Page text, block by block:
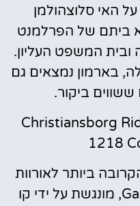
האי סלוצהולמן
ביתם של הפרלמנט
המשפט העליון.
בארמון נמצאים גם
ביקור.
Christiansborg
1218
ביותר לאורוות
הינה תחנת Gammel Strand, מונגשת על ידי קו